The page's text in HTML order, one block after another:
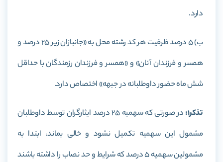
دارد.
ب) 5 درصد ظرفیت هر کد رشته محل به «جانبازان زیر 25 درصد و
همسر و فرزندان آنان» و «همسر و فرزندان رزمندگان با حداقل
شش ماه حضور داوطلبانه در جبهه» اختصاص دارد.
تذکر1:
در صورتی که سهمیه 25 درصد ایثارگران توسط داوطلبان
مشمول این سهمیه تکمیل نشود و خالی بماند، ابتدا به
مشمولین سهمیه 5 درصد که شرایط و حد نصاب را داشته باشند